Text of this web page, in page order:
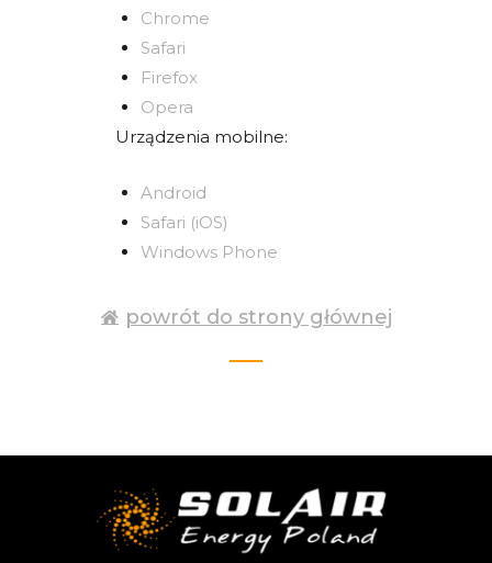
Chrome
Safari
Firefox
Opera
Urządzenia mobilne:
Android
Safari (iOS)
Windows Phone
powrót do strony głównej